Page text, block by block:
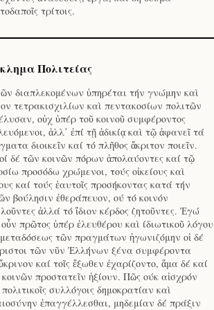
τρίτοις.
Πολιτείας
διαπλεκομένων ὑπηρέται τήν γνώμην καὶ
τετρακισχιλίων καὶ πεντακοσίων πολιτῶν
οὐχ ὑπέρ τοῦ κοινοῦ συμφέροντος
ἀλλ᾽ ἐπί τῇ ἀδικίᾳ καὶ τῷ ἀφανεῖ τά
διοικεῖν καί τό πλῆθος ἄκριτον ποιεῖν.
δέ τῶν κοινῶν πόρων ἀπολαύοντες καί τῷ
προσόδω χρώμενοι, τούς οἰκείους καὶ
καί τούς ἑαυτοῖς προσήκοντας κατά τήν
βούλησιν ἐθεράπευον, ού τό κοινόν
ἀλλά τό ἴδιον κέρδος ζητοῦντες. Ἐγώ
πρῶτος ὑπέρ ἐλευθέρου καὶ ίδιωτικοῦ λόγου
τῶν πραγμάτων ἠγωνιζόμην οἱ δέ
τῶν νῦν Ἑλλήνων ξένα συμφέροντα
καί τοῖς ἔξωθεν ἐχαρίζοντο, ἅμα δέ καί
προστατεῖν ἠξίουν. Πῶς ούκ αἰσχρόν
πολιτικοῖς συλλόγοις δημοκρατίαν καὶ
ἐπαγγέλλεσθαι, μηδεμίαν δέ πράξιν